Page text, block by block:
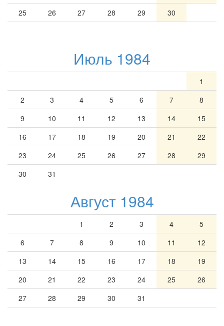
25 26 27 28 29 30
Июль 1984
1
2
3 4 5 6 7
8
9
10 11 12 13 14
15
16
17 18 19 20 21
22
23
24 25 26 27 28
29
30
31
Август 1984
1 2 3 4
5
6
7 8 9 10 11
12
13
14 15 16 17 18
19
20
21 22 23 24 25
26
27
28 29 30 31